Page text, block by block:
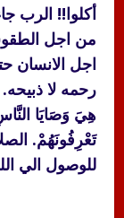
أكلوا!! الرب
من اجل
اجل الانسان
رحمه لا
تَعْرِفُونَهُمْ.
للوصول الي